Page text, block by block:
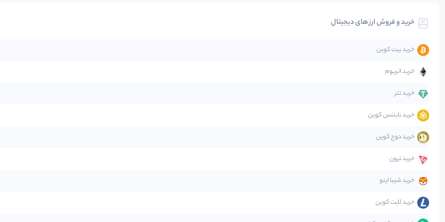
تحلیل
جهان
دیفای
صرافی‌ها
قانون‌گذاری
متاورس
خرید و فروش ارز های دیجیتال
خرید بیت کوین
خرید اتریوم
خرید تتر
خرید بایننس کوین
خرید دوج کوین
خرید ترون
خرید شیبا اینو
خرید لایت کوین